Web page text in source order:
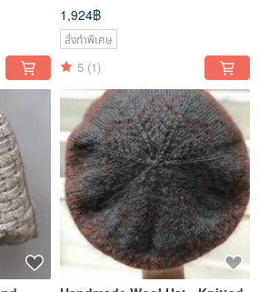
1,924฿
สั่งทำพิเศษ
5 (1)